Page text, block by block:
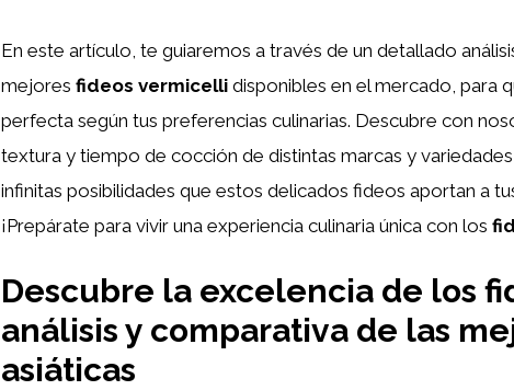
En este artículo, te guiaremos a través de un detallado
mejores fideos vermicelli disponibles en el mercado, para
perfecta según tus preferencias culinarias. Descubre con
textura y tiempo de cocción de distintas marcas y
infinitas posibilidades que estos delicados fideos aportan a
¡Prepárate para vivir una experiencia culinaria única con los
Descubre la excelencia de los
análisis y comparativa de las
asiáticas